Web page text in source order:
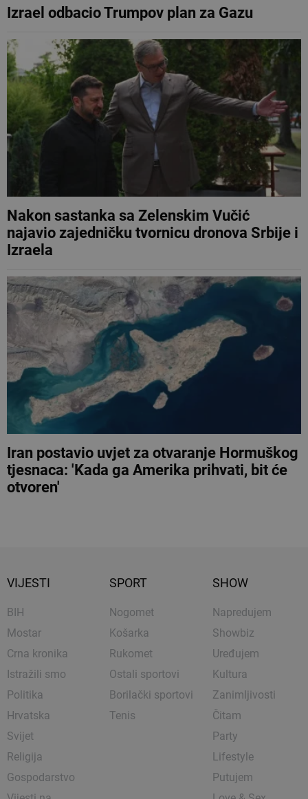
Izrael odbacio Trumpov plan za Gazu
Nakon sastanka sa Zelenskim Vučić
najavio zajedničku tvornicu dronova Srbije i
Izraela
Iran postavio uvjet za otvaranje Hormuškog
tjesnaca: 'Kada ga Amerika prihvati, bit će
otvoren'
VIJESTI
BIH
Mostar
Crna kronika
Istražili smo
Politika
Hrvatska
Svijet
Religija
Gospodarstvo
SPORT
Nogomet
Košarka
Rukomet
Ostali sportovi
Borilački sportovi
Tenis
SHOW
Napredujem
Showbiz
Uređujem
Kultura
Zanimljivosti
Čitam
Party
Lifestyle
Putujem